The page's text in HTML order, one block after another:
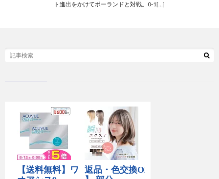
ト進出をかけてポーランドと対戦。0-1[…]